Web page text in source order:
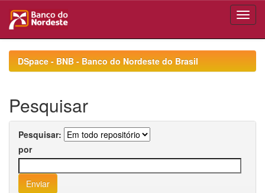
navigationDSpace - BNB - Banco do Nordeste do Brasil
Pesquisar
Pesquisar:
por